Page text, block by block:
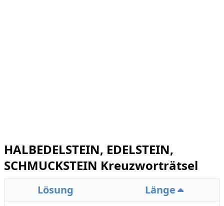
HALBEDELSTEIN, EDELSTEIN,
SCHMUCKSTEIN Kreuzworträtsel
Lösung Länge